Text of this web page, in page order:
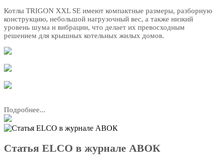
Котлы TRIGON XXL SE имеют компактные размеры, разборную
конструкцию, небольшой нагрузочный вес, а также низкий
уровень шума и вибрации, что делает их превосходным
решением для крышных котельных жилых домов.
Подробнее...
Статья ELCO в журнале АВОК